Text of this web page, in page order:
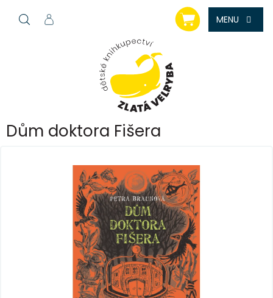
NÁKUPNÍ
KOŠÍK
Dům doktora Fišera